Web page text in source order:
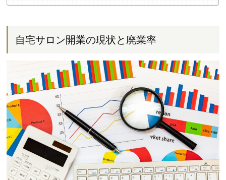
自宅サロン開業の現状と廃業率